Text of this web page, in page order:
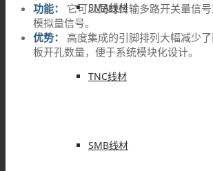
SMA线材
TNC线材
SMB线材
功能：
它可以同时传输多路开关量信
模拟量信号。
优势：
高度集成的引脚排列大幅减少
板开孔数量，便于系统模块化设计。